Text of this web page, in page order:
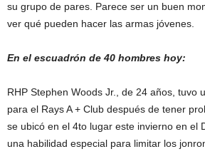
su grupo de pares. Parece ser un buen
ver qué pueden hacer las armas jóvenes.
En el escuadrón de 40 hombres hoy:
RHP Stephen Woods Jr., de 24 años, tuvo
para el Rays A + Club después de tener
se ubicó en el 4to lugar este invierno en el
una habilidad especial para limitar los